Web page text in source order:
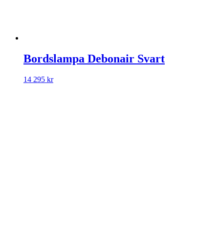
Bordslampa Debonair Svart
14 295 kr